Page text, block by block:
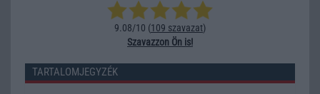
9.08/10 (109 szavazat)
Szavazzon Ön is!
TARTALOMJEGYZÉK